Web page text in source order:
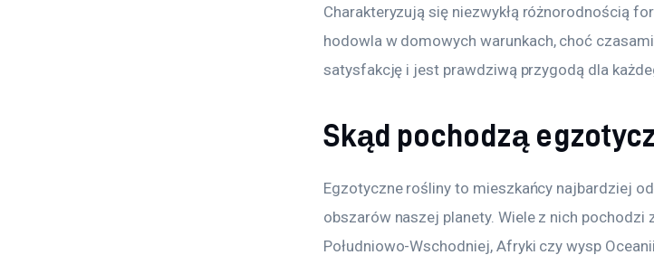
Charakteryzują się niezwykłą różnorodnością
hodowla w domowych warunkach, choć
satysfakcję i jest prawdziwą przygodą dla
Skąd pochodzą
Egzotyczne rośliny to mieszkańcy najbardziej
obszarów naszej planety. Wiele z nich pochodzi
Południowo-Wschodniej, Afryki czy wysp